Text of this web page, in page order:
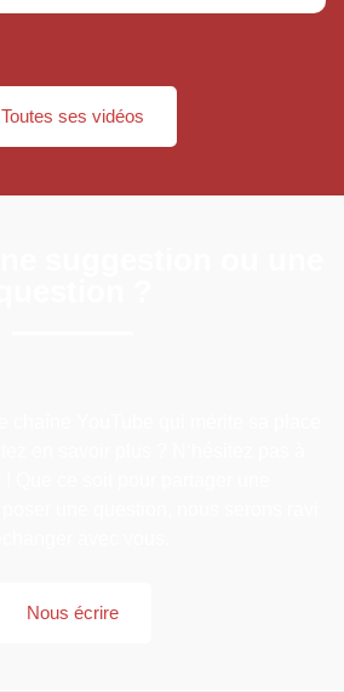
Toutes ses vidéos
Nous écrire